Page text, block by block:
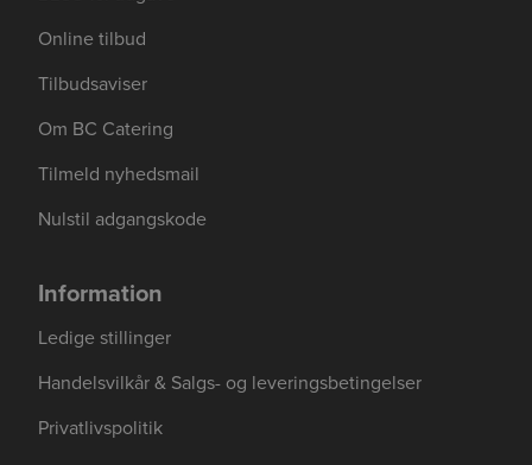
Online tilbud
Tilbudsaviser
Om BC Catering
Tilmeld nyhedsmail
Nulstil adgangskode
Information
Ledige stillinger
Handelsvilkår & Salgs- og leveringsbetingelser
Privatlivspolitik